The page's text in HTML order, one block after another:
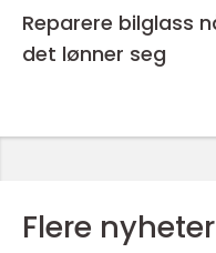
Reparere bilglass når, hvordan og hvorfor
det lønner seg
Flere nyheter